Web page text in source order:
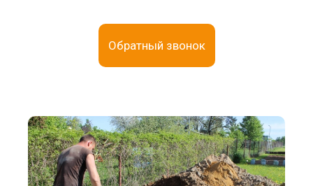
Обратный звонок